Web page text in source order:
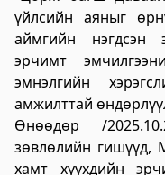
2023-06-06 14:41:13
Дэлгэрэнгүй
Дорноговь
үйлчилгээний
2023-06-06 13:37:31
Дэлгэрэнгүй
үйлсийн аяныг
аймгийн нэгдсэн
эрчимт
эмнэлгийн
амжилттай
Өнөөдөр /
зөвлөлийн гишүүд,
хамт хүүхдийн